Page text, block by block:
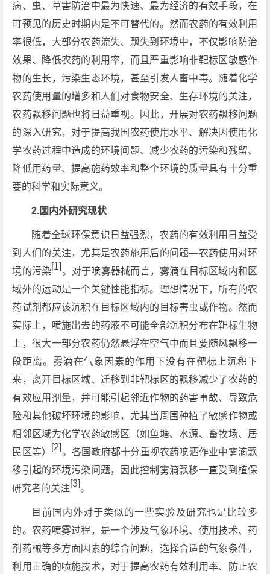
病、虫、草害防治中最为快速、最为经济的有效手段，在
可预见的历史时期内是不可替代的。然而农药的有效利用
率很低，大部分农药流失、飘失到环境中，不仅影响防治
效果、降低农药的利用率，而且严重影响非靶标区敏感作
物的生长，污染生态环境，甚至引发人畜中毒。随着化学
农药使用量的增多和人们对食物安全、生存环境的关注，
农药飘移问题也将日益重视。因此，开展对农药飘移问题
的深入研究，对于提高我国农药使用水平、解决因使用化
学农药过程中造成的环境问题、减少农药的污染和残留、
降低用药量、提高施药效率和整个环境的质量具有十分重
要的科学和实际意义。
2.国内外研究现状
随着全球环保意识日益强烈，农药的有效利用日益受
到人们的关注，尤其是农药施用后的问题—农药使用对环
境的污染[1]。对于喷雾器械而言，雾滴在目标区域内和区
域外的运动是一个关键性能指标。理想情况下，所有的农
药试剂都应该沉积在目标区域内的目标害虫或作物。然而
实际上，喷施出去的药液不可能全部沉积分布在靶标生物
上，很大一部分农药仍然悬浮在空气中而且要随风飘移一
段距离。雾滴在气象因素的作用下没有在靶标上沉积下
来，离开目标区域、迁移到非靶标区的飘移减少了农药的
有效应用剂量，并可能引起邻近作物的药害事故、导致危
险和其他破坏环境的影响，尤其当周围种植了敏感作物或
相邻区域为化学农药敏感区（如鱼塘、水源、畜牧场、居
民区等） [2]。各国政府都十分重视农药喷洒作业中雾滴飘
移引起的环境污染问题，因此控制雾滴飘移一直受到植保
研究者的关注[3]。
目前国内外对于类似的一些实验及研究也是比较多
的。农药喷雾过程，是一个涉及气象环境、使用技术、药
剂药械等多方面因素的综合问题，选择合适的气象条件，
利用正确的喷施技术，对于提高农药有效利用率、防止农